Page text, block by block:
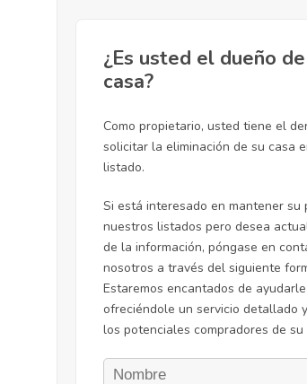
¿Es usted el dueño
casa?
Como propietario, usted tiene el
solicitar la eliminación de su casa
listado.
Si está interesado en mantener su
nuestros listados pero desea
de la información, póngase en
nosotros a través del siguiente
Estaremos encantados de ayudarle
ofreciéndole un servicio detallado
los potenciales compradores de su